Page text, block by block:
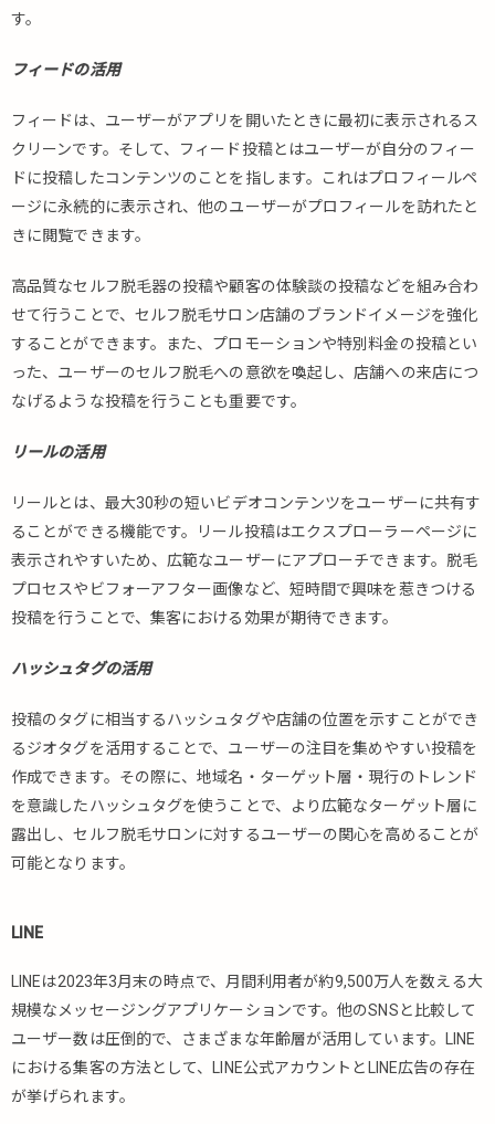
す。
フィードの活用
フィードは、ユーザーがアプリを開いたときに最初に表示されるス
クリーンです。そして、フィード投稿とはユーザーが自分のフィー
ドに投稿したコンテンツのことを指します。これはプロフィールペ
ージに永続的に表示され、他のユーザーがプロフィールを訪れたと
きに閲覧できます。
高品質なセルフ脱毛器の投稿や顧客の体験談の投稿などを組み合わ
せて行うことで、セルフ脱毛サロン店舗のブランドイメージを強化
することができます。また、プロモーションや特別料金の投稿とい
った、ユーザーのセルフ脱毛への意欲を喚起し、店舗への来店につ
なげるような投稿を行うことも重要です。
リールの活用
リールとは、最大30秒の短いビデオコンテンツをユーザーに共有す
ることができる機能です。リール投稿はエクスプローラーページに
表示されやすいため、広範なユーザーにアプローチできます。脱毛
プロセスやビフォーアフター画像など、短時間で興味を惹きつける
投稿を行うことで、集客における効果が期待できます。
ハッシュタグの活用
投稿のタグに相当するハッシュタグや店舗の位置を示すことができ
るジオタグを活用することで、ユーザーの注目を集めやすい投稿を
作成できます。その際に、地域名・ターゲット層・現行のトレンド
を意識したハッシュタグを使うことで、より広範なターゲット層に
露出し、セルフ脱毛サロンに対するユーザーの関心を高めることが
可能となります。
LINE
LINEは2023年3月末の時点で、月間利用者が約9,500万人を数える大
規模なメッセージングアプリケーションです。他のSNSと比較して
ユーザー数は圧倒的で、さまざまな年齢層が活用しています。LINE
における集客の方法として、LINE公式アカウントとLINE広告の存在
が挙げられます。